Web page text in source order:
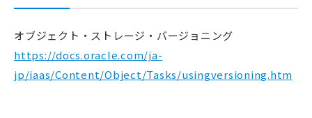
オブジェクト・ストレージ・バージョニング
https://docs.oracle.com/ja-
jp/iaas/Content/Object/Tasks/usingversioning.htm